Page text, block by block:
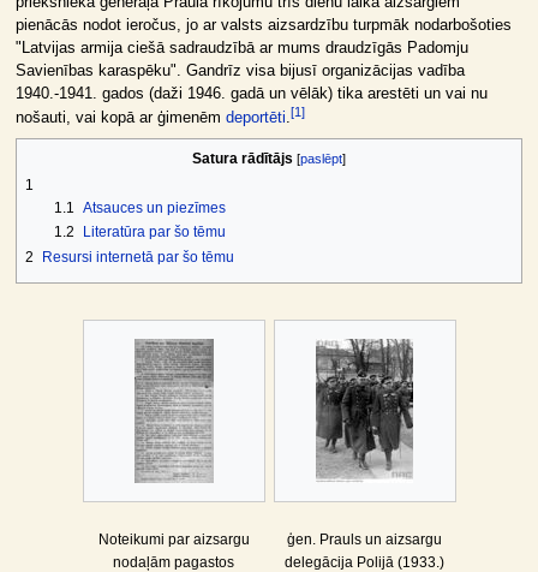
pienācās nodot ieročus, jo ar valsts aizsardzību turpmāk nodarbošoties
"Latvijas armija ciešā sadraudzībā ar mums draudzīgās Padomju
Savienības karaspēku". Gandrīz visa bijusī organizācijas vadība
1940.-1941. gados (daži 1946. gadā un vēlāk) tika arestēti un vai nu
nošauti, vai kopā ar ģimenēm deportēti.[1]
Satura rādītājs
1
1.1 Atsauces un piezīmes
1.2
Literatūra par šo tēmu
2
Resursi internetā par šo tēmu
Noteikumi par aizsargu
nodaļām pagastos
ģen. Prauls un aizsargu
delegācija Polijā (1933.)